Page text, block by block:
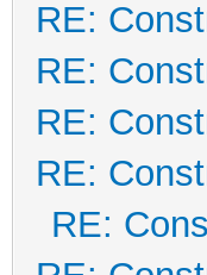
RE:
RE:
RE:
RE:
RE: